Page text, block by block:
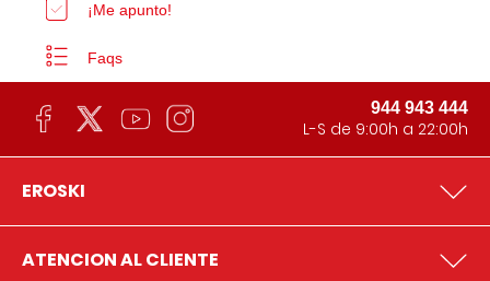
¡Me apunto!
Faqs
944 943 444
L-S de 9:00h a 22:00h
EROSKI
ATENCION AL CLIENTE